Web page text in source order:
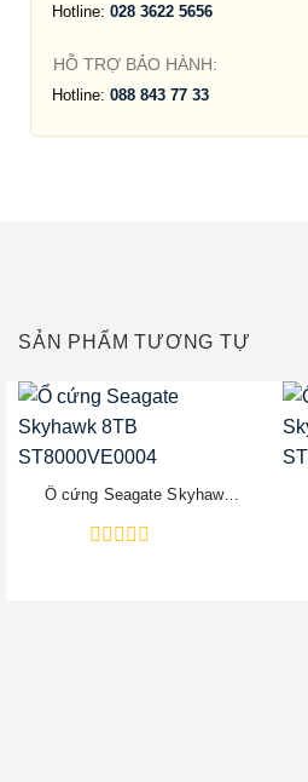
Hotline: 028 3622 5656
HỖ TRỢ BẢO HÀNH:
Hotline: 088 843 77 33
SẢN PHẨM TƯƠNG TỰ
Ổ cứng Seagate Skyhawk